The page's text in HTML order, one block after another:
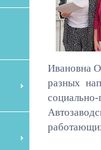
Ивановна
разных